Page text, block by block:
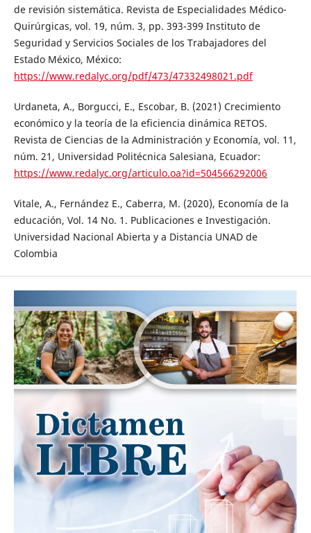
de revisión sistemática. Revista de Especialidades Médico-
Quirúrgicas, vol. 19, núm. 3, pp. 393-399 Instituto de
Seguridad y Servicios Sociales de los Trabajadores del
Estado México, México:
https://www.redalyc.org/pdf/473/47332498021.pdf
Urdaneta, A., Borgucci, E., Escobar, B. (2021) Crecimiento
económico y la teoría de la eficiencia dinámica RETOS.
Revista de Ciencias de la Administración y Economía, vol. 11,
núm. 21, Universidad Politécnica Salesiana, Ecuador:
https://www.redalyc.org/articulo.oa?id=504566292006
Vitale, A., Fernández E., Caberra, M. (2020), Economía de la
educación, Vol. 14 No. 1. Publicaciones e Investigación.
Universidad Nacional Abierta y a Distancia UNAD de
Colombia